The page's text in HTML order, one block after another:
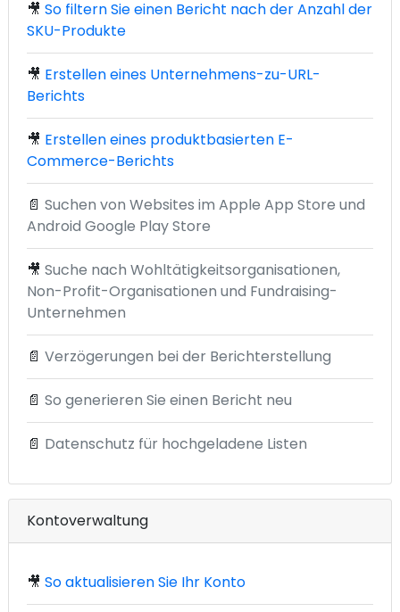
🎥 So filtern Sie einen Bericht nach der Anzahl der
SKU-Produkte
🎥 Erstellen eines Unternehmens-zu-URL-
Berichts
🎥 Erstellen eines produktbasierten E-
Commerce-Berichts
📄 Suchen von Websites im Apple App Store und
Android Google Play Store
🎥 Suche nach Wohltätigkeitsorganisationen,
Non-Profit-Organisationen und Fundraising-
Unternehmen
📄 Verzögerungen bei der Berichterstellung
📄 So generieren Sie einen Bericht neu
📄 Datenschutz für hochgeladene Listen
Kontoverwaltung
🎥 So aktualisieren Sie Ihr Konto